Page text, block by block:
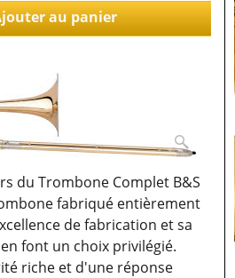
au panier
du Trombone Complet B&S
fabriqué entièrement
de fabrication et sa
font un choix privilégié.
riche et d'une réponse